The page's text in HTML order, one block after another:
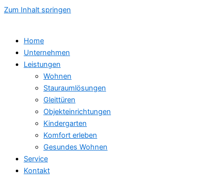
Zum Inhalt springen
Home
Unternehmen
Leistungen
Wohnen
Stauraumlösungen
Gleittüren
Objekteinrichtungen
Kindergarten
Komfort erleben
Gesundes Wohnen
Service
Kontakt